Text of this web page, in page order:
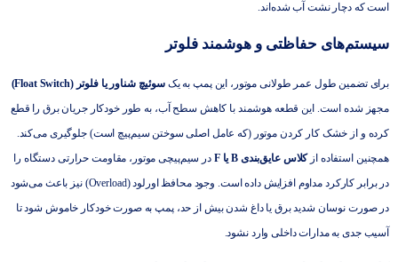
است که دچار نشت آب شده‌اند.
سیستم‌های حفاظتی و هوشمند فلوتر
برای تضمین طول عمر طولانی موتور، این پمپ به یکسوئیچ شناور یا فلوتر (Float Switch)
مجهز شده است. این قطعه هوشمند با کاهش سطح آب، به طور خودکار جریان برق را قطع
کرده و از خشک کار کردن موتور (که عامل اصلی سوختن سیم‌پیچ است) جلوگیری می‌کند.
همچنین استفاده ازکلاس عایق‌بندی B یا F
در سیم‌پیچی موتور، مقاومت حرارتی دستگاه را
در برابر کارکرد مداوم افزایش داده است. وجود محافظ اورلود (Overload) نیز باعث می‌شود
در صورت نوسان شدید برق یا داغ شدن بیش از حد، پمپ به صورت خودکار خاموش شود تا
آسیب جدی به مدارات داخلی وارد نشود.